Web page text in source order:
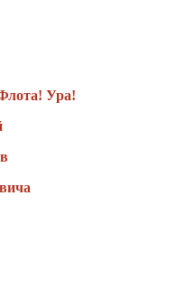
Ура!